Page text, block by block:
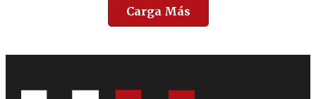
Carga Más